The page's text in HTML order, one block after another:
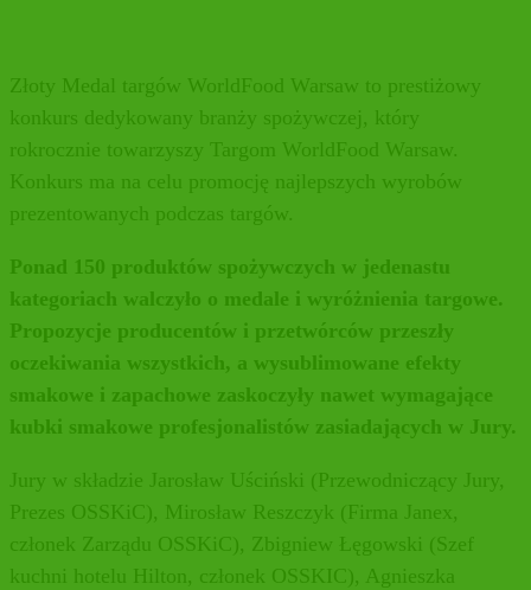
Złoty Medal targów WorldFood Warsaw to prestiżowy
konkurs dedykowany branży spożywczej, który
rokrocznie towarzyszy Targom WorldFood Warsaw.
Konkurs ma na celu promocję najlepszych wyrobów
prezentowanych podczas targów.
Ponad 150 produktów spożywczych w jedenastu
kategoriach walczyło o medale i wyróżnienia targowe.
Propozycje producentów i przetwórców przeszły
oczekiwania wszystkich, a wysublimowane efekty
smakowe i zapachowe zaskoczyły nawet wymagające
kubki smakowe profesjonalistów zasiadających w Jury.
Jury w składzie Jarosław Uściński (Przewodniczący Jury,
Prezes OSSKiC), Mirosław Reszczyk (Firma Janex,
członek Zarządu OSSKiC), Zbigniew Łęgowski (Szef
kuchni hotelu Hilton, członek OSSKIC), Agnieszka